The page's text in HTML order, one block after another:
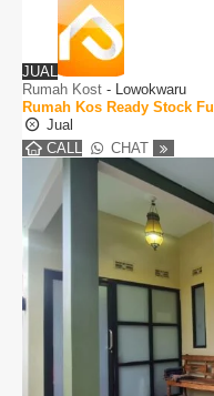
JUAL
Rumah Kost -
Lowokwaru
Rumah Kos Ready Stock
Jual
CALL
CHAT